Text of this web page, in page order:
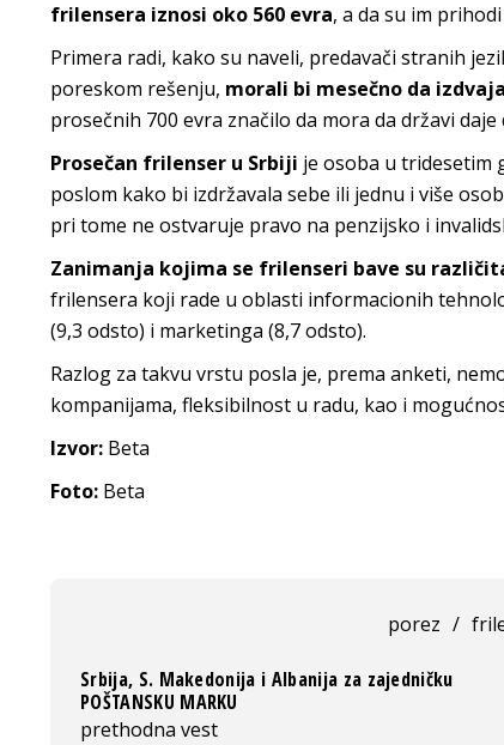
frilensera iznosi oko 560 evra, a da su im
Primera radi, kako su naveli, predavači stranih
poreskom rešenju, morali bi mesečno da
prosečnih 700 evra značilo da mora da državi
Prosečan frilenser u Srbiji je osoba u tridesetim
poslom kako bi izdržavala sebe ili jednu i više
pri tome ne ostvaruje pravo na penzijsko i
Zanimanja kojima se frilenseri bave su
frilensera koji rade u oblasti informacionih
(9,3 odsto) i marketinga (8,7 odsto).
Razlog za takvu vrstu posla je, prema anketi,
kompanijama, fleksibilnost u radu, kao i
Izvor: Beta
Foto: Beta
porez /
Srbija, S. Makedonija i Albanija za zajedničku
POŠTANSKU MARKU
prethodna vest